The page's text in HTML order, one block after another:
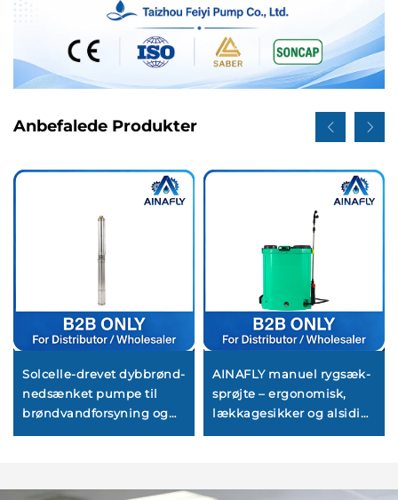
Anbefalede Produkter
Solcelle-drevet dybbrønd-
nedsænket pumpe til
brøndvandforsyning og
AINAFLY manuel rygsæk-
sprøjte – ergonomisk,
lækkagesikker og alsidig